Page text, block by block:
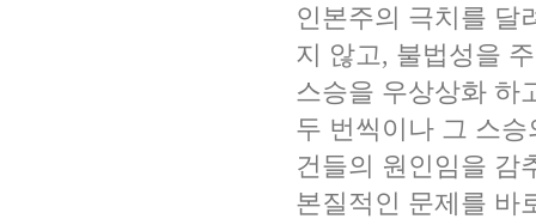
인본주의 극치를 달
지 않고, 불법성을
스승을 우상상화 하
두 번씩이나 그 스
건들의 원인임을 감
본질적인 문제를 바